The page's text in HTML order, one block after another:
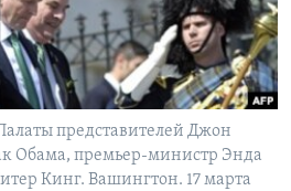
представителей Джон
Обама, премьер-министр Энда
Кинг. Вашингтон. 17 марта